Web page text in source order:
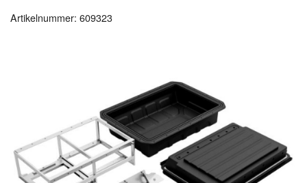
Artikelnummer: 609323